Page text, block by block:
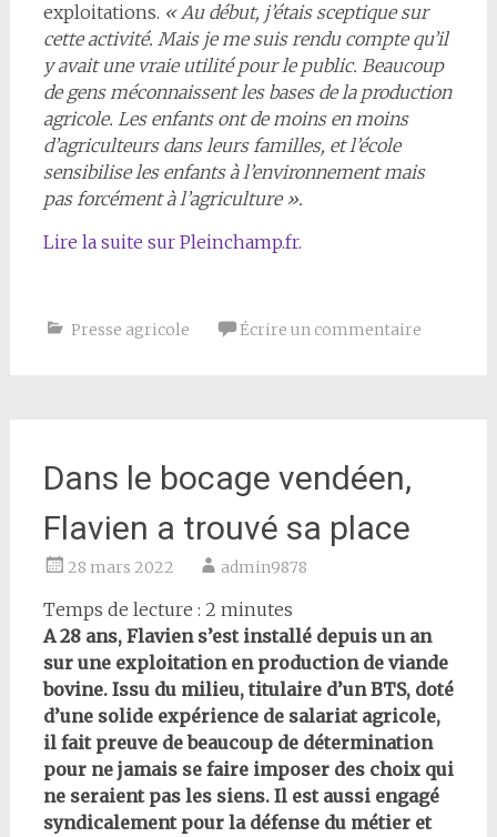
exploitations. « Au début, j’étais sceptique sur
cette activité. Mais je me suis rendu compte qu’il
y avait une vraie utilité pour le public. Beaucoup
de gens méconnaissent les bases de la production
agricole. Les enfants ont de moins en moins
d’agriculteurs dans leurs familles, et l’école
sensibilise les enfants à l’environnement mais
pas forcément à l’agriculture ».
Lire la suite sur Pleinchamp.fr.
Presse agricole Écrire un commentaire
Dans le bocage vendéen,
Flavien a trouvé sa place
28 mars 2022 admin9878
Temps de lecture : 2 minutes
A 28 ans, Flavien s’est installé depuis un an
sur une exploitation en production de viande
bovine. Issu du milieu, titulaire d’un BTS, doté
d’une solide expérience de salariat agricole,
il fait preuve de beaucoup de détermination
pour ne jamais se faire imposer des choix qui
ne seraient pas les siens. Il est aussi engagé
syndicalement pour la défense du métier et